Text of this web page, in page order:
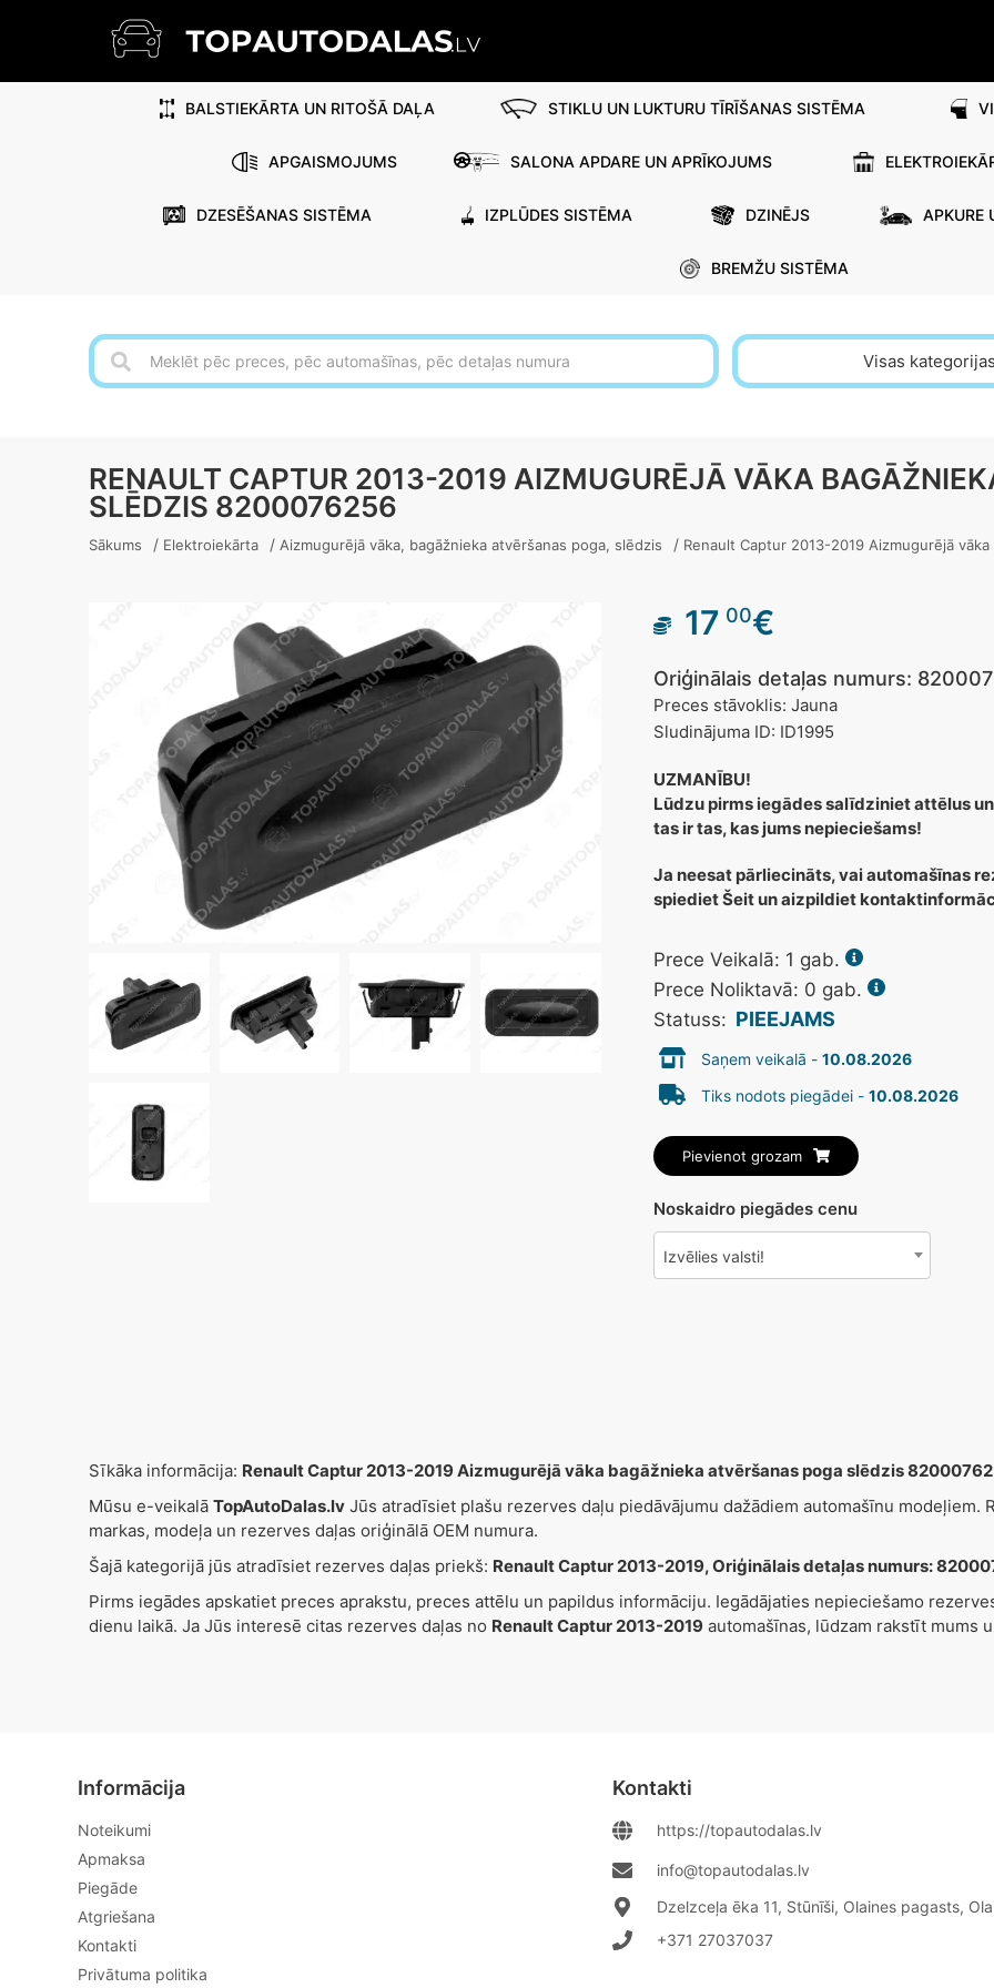
BALSTIEKĀRTA UN RITOŠĀ DAĻA STIKLU UN LUKTURU TĪRĪŠANAS SISTĒMA
APGAISMOJUMS SALONA APDARE UN APRĪKOJUMS
DZESĒŠANAS SISTĒMA IZPLŪDES SISTĒMA DZINĒJS APKURE
BREMŽU SISTĒMA
Visas
RENAULT CAPTUR 2013-2019 AIZMUGURĒJĀ VĀKA
SLĒDZIS 8200076256
Sākums / Elektroiekārta / Aizmugurējā vāka, bagāžnieka atvēršanas poga, slēdzis / Renault Captur 2013-2019 Aizmugurējā
17 00€
Oriģinālais detaļas numurs:
Preces stāvoklis: Jauna
Sludinājuma ID: ID1995
UZMANĪBU!
Lūdzu pirms iegādes salīdziniet attēlus
tas ir tas, kas jums nepieciešams!
Ja neesat pārliecināts, vai automašīnas
spiediet Šeit un aizpildiet
Prece Veikalā: 1 gab.
Prece Noliktavā: 0 gab.
Statuss: PIEEJAMS
Saņem veikalā -10.08.2026
Tiks nodots piegādei -10.08.2026
Pievienot grozam
Noskaidro piegādes cenu
Izvēlies valsti!
Sīkāka informācija: Renault Captur 2013-2019 Aizmugurējā vāka bagāžnieka atvēršanas poga slēdzis
Mūsu e-veikalā TopAutoDalas.lv Jūs atradīsiet plašu rezerves daļu piedāvājumu dažādiem automašīnu
markas, modeļa un rezerves daļas oriģinālā OEM numura.
Šajā kategorijā jūs atradīsiet rezerves daļas priekš: Renault Captur 2013-2019, Oriģinālais detaļas numurs:
Pirms iegādes apskatiet preces aprakstu, preces attēlu un papildus informāciju. Iegādājaties nepieciešamo
dienu laikā. Ja Jūs interesē citas rezerves daļas no Renault Captur 2013-2019 automašīnas, lūdzam rakstīt mums
Informācija
Noteikumi
Apmaksa
Piegāde
Atgriešana
Kontakti
Privātuma politika
Kontakti
https://topautodalas.lv
info@topautodalas.lv
Dzelzceļa ēka 11, Stūnīši, Olaines pagasts,
+371 27037037‬